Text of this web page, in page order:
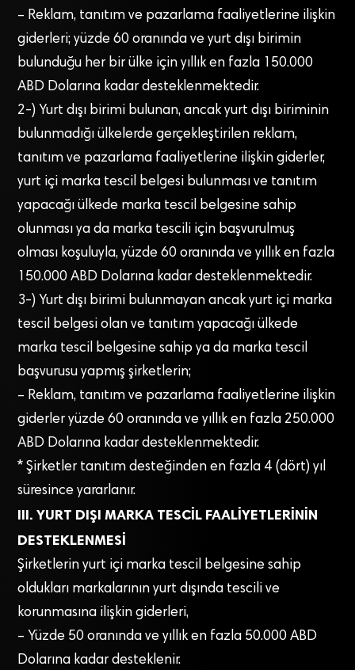
– Reklam, tanıtım ve pazarlama faaliyetlerine ilişkin
giderleri; yüzde 60 oranında ve yurt dışı birimin
bulunduğu her bir ülke için yıllık en fazla 150.000
ABD Dolarına kadar desteklenmektedir.
2-) Yurt dışı birimi bulunan, ancak yurt dışı biriminin
bulunmadığı ülkelerde gerçekleştirilen reklam,
tanıtım ve pazarlama faaliyetlerine ilişkin giderler,
yurt içi marka tescil belgesi bulunması ve tanıtım
yapacağı ülkede marka tescil belgesine sahip
olunması ya da marka tescili için başvurulmuş
olması koşuluyla, yüzde 60 oranında ve yıllık en fazla
150.000 ABD Dolarına kadar desteklenmektedir.
3-) Yurt dışı birimi bulunmayan ancak yurt içi marka
tescil belgesi olan ve tanıtım yapacağı ülkede
marka tescil belgesine sahip ya da marka tescil
başvurusu yapmış şirketlerin;
– Reklam, tanıtım ve pazarlama faaliyetlerine ilişkin
giderler yüzde 60 oranında ve yıllık en fazla 250.000
ABD Dolarına kadar desteklenmektedir.
* Şirketler tanıtım desteğinden en fazla 4 (dört) yıl
süresince yararlanır.
III. YURT DIŞI MARKA TESCİL FAALİYETLERİNİN
DESTEKLENMESİ
Şirketlerin yurt içi marka tescil belgesine sahip
oldukları markalarının yurt dışında tescili ve
korunmasına ilişkin giderleri,
– Yüzde 50 oranında ve yıllık en fazla 50.000 ABD
Dolarına kadar desteklenir.